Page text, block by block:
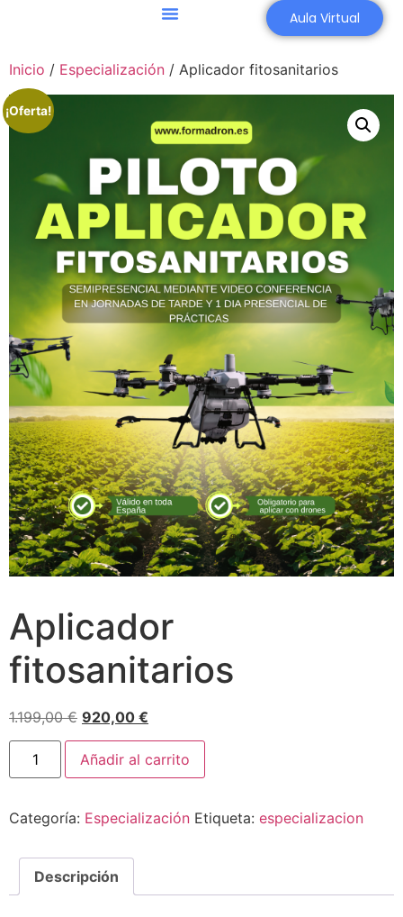
Aula Virtual
Inicio / Especialización / Aplicador fitosanitarios
¡Oferta!
Aplicador
fitosanitarios
1.199,00€ 920,00 €
Añadir al carrito
Categoría: Especialización Etiqueta: especializacion
Descripción